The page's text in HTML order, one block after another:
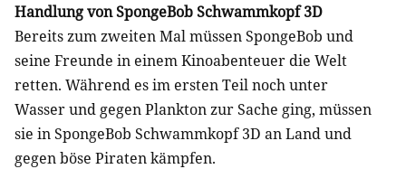
Handlung von SpongeBob Schwammkopf 3D
Bereits zum zweiten Mal müssen SpongeBob und
seine Freunde in einem Kinoabenteuer die Welt
retten. Während es im ersten Teil noch unter
Wasser und gegen Plankton zur Sache ging, müssen
sie in SpongeBob Schwammkopf 3D an Land und
gegen böse Piraten kämpfen.